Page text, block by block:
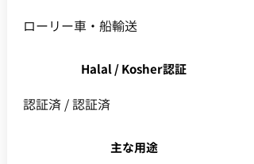
ローリー車・船輸送
Halal / Kosher認証
認証済 / 認証済
主な用途